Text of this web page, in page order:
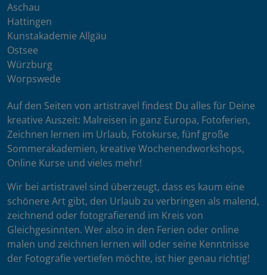
Aschau
Hattingen
Kunstakademie Allgäu
Ostsee
Würzburg
Worpswede
Auf den Seiten von artistravel findest Du alles für Deine
kreative Auszeit: Malreisen in ganz Europa, Fotoferien,
Zeichnen lernen im Urlaub, Fotokurse, fünf große
Sommerakademien, kreative Wochenendworkshops,
Online Kurse und vieles mehr!
Wir bei artistravel sind überzeugt, dass es kaum eine
schönere Art gibt, den Urlaub zu verbringen als malend,
zeichnend oder fotografierend im Kreis von
Gleichgesinnten. Wer also in den Ferien oder online
malen und zeichnen lernen will oder seine Kenntnisse
der Fotografie vertiefen möchte, ist hier genau richtig!